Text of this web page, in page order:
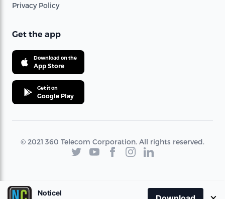
Privacy Policy
Get the app
Download on the
App Store
Get it on
Google Play
© 2021 360 Telecom Corporation. All rights reserved.
Noticel